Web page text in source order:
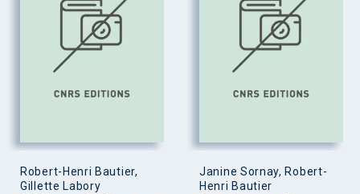
Robert-Henri Bautier,
Gillette Labory
Janine Sornay, Robert-
Henri Bautier